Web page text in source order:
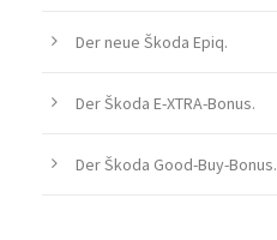
Der neue Škoda Epiq.
Der Škoda E-XTRA-Bonus.
Der Škoda Good-Buy-Bonus.